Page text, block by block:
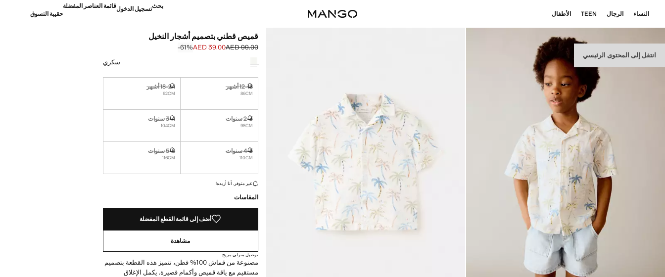
انتقل إلى المحتوى الرئيسي
النساء الرجال TEEN الأطفال
بحثتسجيل الدخولقائمة العناصر المفضلة
حقيبة التسوق
قميص قطني بتصميم أشجار النخيل
السعر الأول محذوف [AED 99.00 ]
AED 99.00
السعر الحالي [AED 39.00 ]AED 39.00
‎-61‎%‎
سكري
12-18 أشهر
86CM
غير متوفر. أنا أريده!
18-24 أشهر
92CM
غير متوفر. أنا أريده!
2-3 سنوات
98CM
غير متوفر. أنا أريده!
3-4 سنوات
104CM
غير متوفر. أنا أريده!
4-5 سنوات
110CM
غير متوفر. أنا أريده!
5-6 سنوات
116CM
غير متوفر. أنا أريده!
القطع الأخيرة!
غير متوفر. أنا أريده!
المقاسات
أضف إلى قائمة القطع المفضلة
مشاهدة
توصيل منزلي مريح
مصنوعة من قماش 100% قطن، تتميز هذه القطعة بتصميم
مستقيم مع ياقة قميص وأكمام قصيرة. يكمل الإغلاق